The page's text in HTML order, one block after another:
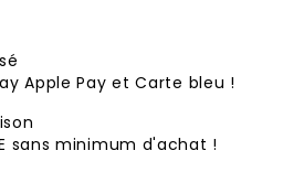
Apple Pay et Carte bleu !
sans minimum d'achat !